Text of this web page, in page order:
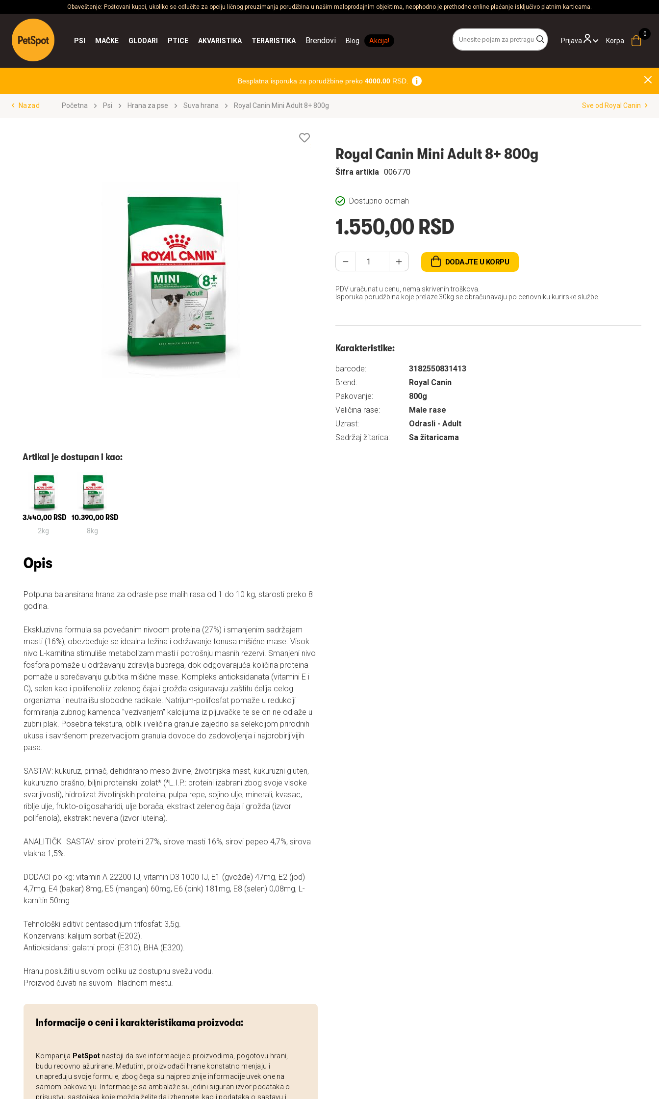
Obaveštenje: Poštovani kupci, ukoliko se odlučite za opciju ličnog preuzimanja porudžbina u našim maloprodajnim objektima, neophodno je prethodno online plaćanje isključivo platnim karticama.
Prijava
PSI MAČKE GLODARI PTICE AKVARISTIKA TERARISTIKA Brendovi Blog Akcija! Korpa
Besplatna isporuka za porudžbine preko 4000.00RSD.
Nazad Početna Psi Hrana za pse Suva hrana Royal Canin Mini Adult 8+ 800g Sve od Royal Canin
Artikal je dostupan i kao:
3.440,00 RSD
2kg
10.390,00 RSD
8kg
Opis
Potpuna balansirana hrana za odrasle pse malih rasa od 1 do 10 kg, starosti preko 8
godina.
Ekskluzivna formula sa povećanim nivoom proteina (27%) i smanjenim sadržajem
masti (16%), obezbeđuje se idealna težina i održavanje tonusa mišićne mase. Visok
nivo L-karnitina stimuliše metabolizam masti i potrošnju masnih rezervi. Smanjeni nivo
fosfora pomaže u održavanju zdravlja bubrega, dok odgovarajuća količina proteina
pomaže u sprečavanju gubitka mišićne mase. Kompleks antioksidanata (vitamini E i
C), selen kao i polifenoli iz zelenog čaja i grožđa osiguravaju zaštitu ćelija celog
organizma i neutrališu slobodne radikale. Natrijum-polifosfat pomaže u redukciji
formiranja zubnog kamenca "vezivanjem" kalcijuma iz pljuvačke te se on ne odlaže u
zubni plak. Posebna tekstura, oblik i veličina granule zajedno sa selekcijom prirodnih
ukusa i savršenom prezervacijom granula dovode do zadovoljenja i najprobirljivijih
pasa.
SASTAV: kukuruz, pirinač, dehidrirano meso živine, životinjska mast, kukuruzni gluten,
kukuruzno brašno, biljni proteinski izolat* (*L.I.P.: proteini izabrani zbog svoje visoke
svarljivosti), hidrolizat životinjskih proteina, pulpa repe, sojino ulje, minerali, kvasac,
riblje ulje, frukto-oligosaharidi, ulje borača, ekstrakt zelenog čaja i grožđa (izvor
polifenola), ekstrakt nevena (izvor luteina).
ANALITIČKI SASTAV: sirovi proteini 27%, sirove masti 16%, sirovi pepeo 4,7%, sirova
vlakna 1,5%.
DODACI po kg: vitamin A 22200 IJ, vitamin D3 1000 IJ, E1 (gvožđe) 47mg, E2 (jod)
4,7mg, E4 (bakar) 8mg, E5 (mangan) 60mg, E6 (cink) 181mg, E8 (selen) 0,08mg, L-
karnitin 50mg.
Tehnološki aditivi: pentasodijum trifosfat: 3,5g.
Konzervans: kalijum sorbat (E202).
Antioksidansi: galatni propil (E310), BHA (E320).
Hranu poslužiti u suvom obliku uz dostupnu svežu vodu.
Proizvod čuvati na suvom i hladnom mestu.
Informacije o ceni i karakteristikama proizvoda:
Kompanija PetSpot nastoji da sve informacije o proizvodima, pogotovu hrani,
budu redovno ažurirane. Međutim, proizvođači hrane konstatno menjaju i
unapređuju svoje formule, zbog čega su najpreciznije informacije uvek one na
samom pakovanju. Informacije sa ambalaže su jedini siguran izvor podataka o
prisustvu sastojaka koje možda želite da izbegnete, kao i podataka o sastavu i
želja
Royal Canin Mini Adult 8+ 800g
Dostupno odmah
Šifra artikla 006770
1.550,00 RSD
DODAJTE U KORPU
PDV uračunat u cenu, nema skrivenih troškova.
Isporuka porudžbina koje prelaze 30kg se obračunavaju po cenovniku kurirske službe.
Karakteristike:
barcode:
3182550831413
Brend:
Royal Canin
Pakovanje:
800g
Veličina rase:
Male rase
Uzrast:
Odrasli - Adult
Sadržaj žitarica:
Sa žitaricama